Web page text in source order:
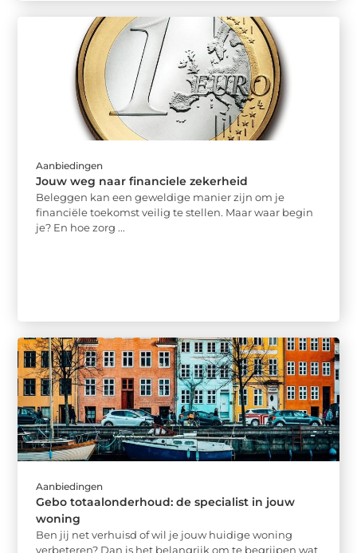
Aanbiedingen
Jouw weg naar financiele zekerheid
Beleggen kan een geweldige manier zijn om je
financiële toekomst veilig te stellen. Maar waar begin
je? En hoe zorg ...
Aanbiedingen
Gebo totaalonderhoud: de specialist in jouw
woning
Ben jij net verhuisd of wil je jouw huidige woning
verbeteren? Dan is het belangrijk om te begrijpen wat